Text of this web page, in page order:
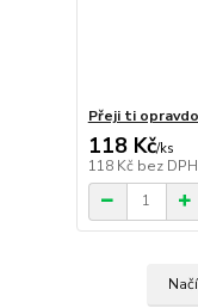
Přeji ti
118 Kč/ks
118 Kč bez DPH